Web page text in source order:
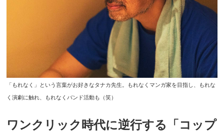
「もれなく」という言葉がお好きなタナカ先生。もれなくマンガ家を目指し、もれな
く演劇に触れ、もれなくバンド活動も（笑）
ワンクリック時代に逆行する「コップ